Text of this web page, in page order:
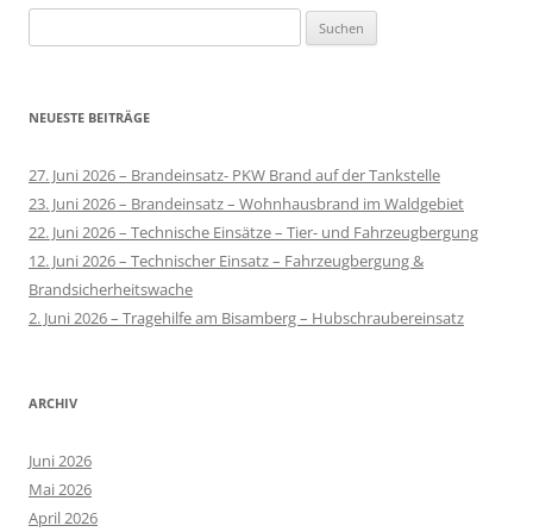
nach:
NEUESTE BEITRÄGE
27. Juni 2026 – Brandeinsatz- PKW Brand auf der Tankstelle
23. Juni 2026 – Brandeinsatz – Wohnhausbrand im Waldgebiet
22. Juni 2026 – Technische Einsätze – Tier- und Fahrzeugbergung
12. Juni 2026 – Technischer Einsatz – Fahrzeugbergung &
Brandsicherheitswache
2. Juni 2026 – Tragehilfe am Bisamberg – Hubschraubereinsatz
ARCHIV
Juni 2026
Mai 2026
April 2026